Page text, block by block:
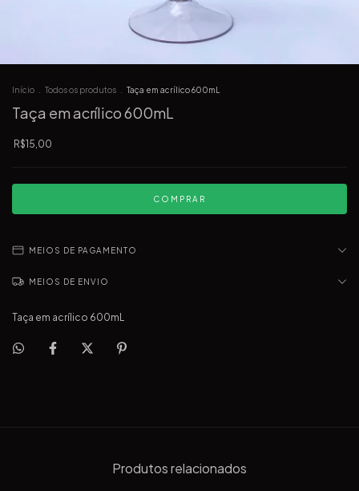
Início Todos os produtos Taça em acrílico 600mL
Taça em acrílico 600mL
R$15,00
MEIOS DE PAGAMENTO
MEIOS DE ENVIO
Taça em acrílico 600mL
Produtos relacionados